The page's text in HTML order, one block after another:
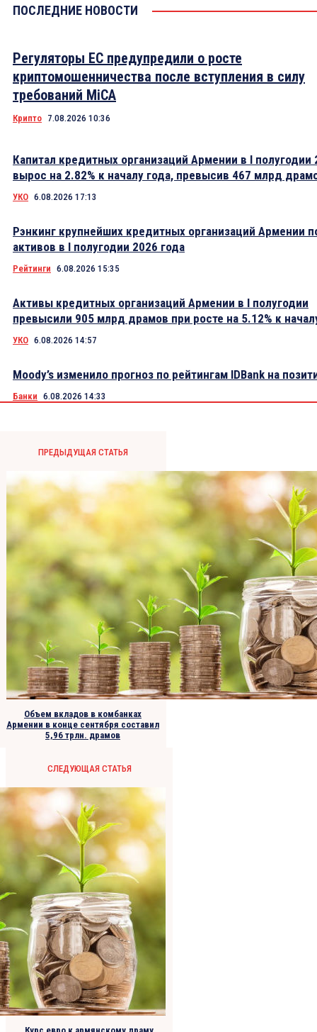
ПОСЛЕДНИЕ НОВОСТИ
Регуляторы ЕС предупредили о росте
криптомошенничества после вступления в силу
требований MiCA
Крипто 7.08.2026 10:36
Капитал кредитных организаций Армении в I полугодии
вырос на 2.82% к началу года, превысив 467 млрд
УКО 6.08.2026 17:13
Рэнкинг крупнейших кредитных организаций Армении
активов в I полугодии 2026 года
Рейтинги 6.08.2026 15:35
Активы кредитных организаций Армении в I полугодии
превысили 905 млрд драмов при росте на 5.12% к
УКО 6.08.2026 14:57
Moody’s изменило прогноз по рейтингам IDBank на
Банки 6.08.2026 14:33
ПРЕДЫДУЩАЯ СТАТЬЯ
Объем вкладов в комбанках
Армении в конце сентября составил
5,96 трлн. драмов
СЛЕДУЮЩАЯ СТАТЬЯ